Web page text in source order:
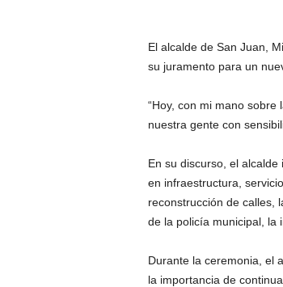
El alcalde de San Juan,
su juramento para un
“Hoy, con mi mano
nuestra gente con
En su discurso, el
en infraestructura,
reconstrucción de calles,
de la policía municipal, la
Durante la ceremonia, el
la importancia de